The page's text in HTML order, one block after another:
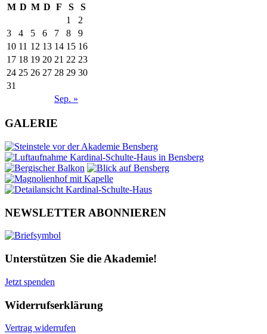
M D M D F S S
Sep. »
1
2
3
4 5 6 7 8
9
10 11 12 13 14 15 16
17 18 19 20 21 22 23
24 25 26 27 28 29 30
31
GALERIE
NEWSLETTER ABONNIEREN
Unterstützen Sie die Akademie!
Jetzt spenden
Widerrufserklärung
Vertrag widerrufen